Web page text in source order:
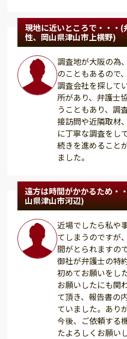
現地に近いところで・・・(
性、岡山県津山市上横野)
調査地が大阪の為
のこともあるので
調査会社を探して
所があり、弁護士
うこともあり、調
接訪問や近隣取材
に丁寧な調査をし
続きを進めること
ました。
遠方は時間がかかるため・
山県津山市河辺)
近場でしたら私や
てしまうのですが
間がとられますの
御社が弁護士の特
初めてお願いをし
お願いしたにも関
て頂き、報告書の
ていました。あり
今後、ご依頼する
たよろしくお願い